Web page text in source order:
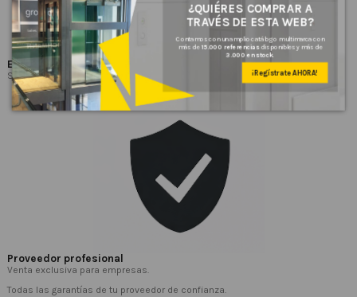
Entrega urgente
Salidas el mismo día para todos los componentes en stock.
Proveedor profesional
Venta exclusiva para empresas.
Todas las garantías de tu proveedor de confianza.
¿QUIÉRES COMPRAR A
TRAVÉS DE ESTA WEB?
Contamos con un amplio catálogo multimarca con
más de 15.000 referenciasdisponibles y más de
3.000 en stock.
¡Regístrate AHORA!